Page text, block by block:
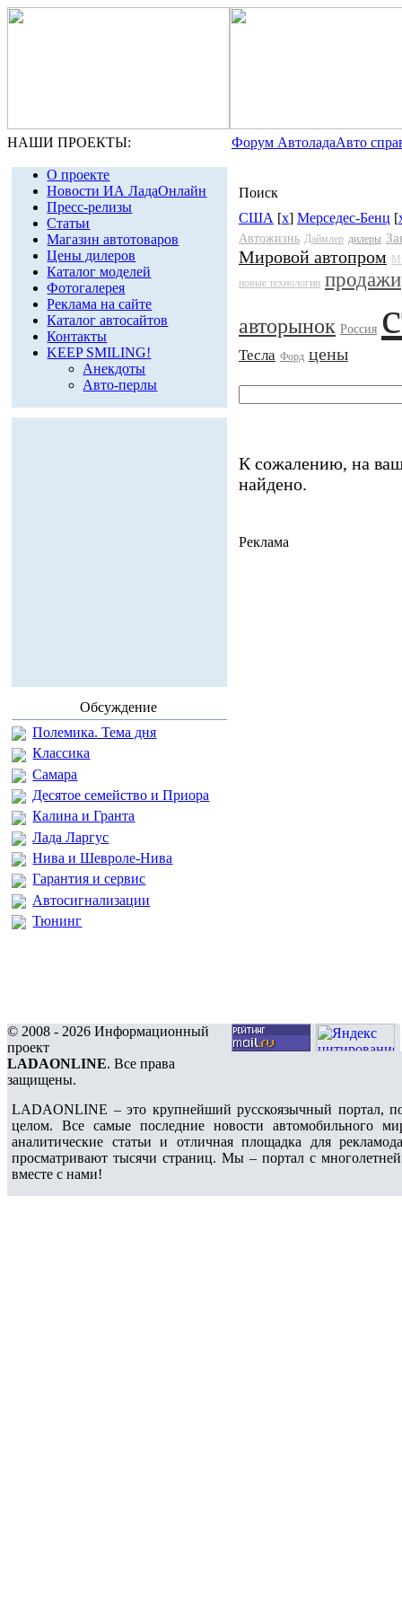
НАШИ ПРОЕКТЫ: Форум АвтоладаАвто
О проекте
Новости ИА ЛадаОнлайн
Пресс-релизы
Статьи
Магазин автотоваров
Цены дилеров
Каталог моделей
Фотогалерея
Реклама на сайте
Каталог автосайтов
Контакты
KEEP SMILING!
Анекдоты
Авто-перлы
Обсуждение
Полемика. Тема дня
Классика
Самара
Десятое семейство и Приора
Калина и Гранта
Лада Ларгус
Нива и Шевроле-Нива
Гарантия и сервис
Автосигнализации
Тюнинг
Поиск
США [x] Мерседес-Бенц [
Автожизнь Даймлер дилеры
Мировой автопром
новые технологии продажи
авторынок Россия
Тесла Форд цены
К сожалению, на
найдено.
Реклама
© 2008 - 2026 Информационный
проект
LADAONLINE. Все права
защищены.
LADAONLINE – это крупнейший русскоязычный портал,
целом. Все самые последние новости автомобильного
аналитические статьи и отличная площадка для
просматривают тысячи страниц. Мы – портал с
вместе с нами!